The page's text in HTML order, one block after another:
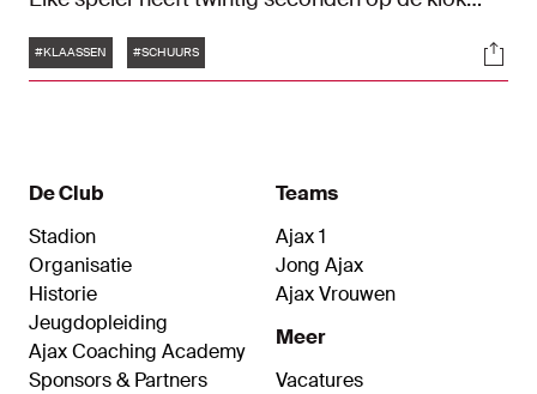
tijd van de tegenstander weg, tot het volgende
antwoord. In deze aflevering nemen Davy
Tags
#KLAASSEN #SCHUURS
De Club
Stadion
Organisatie
Historie
Jeugdopleiding
Ajax Coaching Academy
Sponsors & Partners
Teams
Ajax 1
Jong Ajax
Ajax Vrouwen
Meer
Vacatures